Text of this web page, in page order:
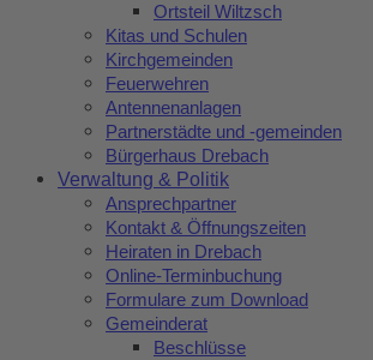
Ortsteil Wiltzsch
Kitas und Schulen
Kirchgemeinden
Feuerwehren
Antennenanlagen
Partnerstädte und -gemeinden
Bürgerhaus Drebach
Verwaltung & Politik
Ansprechpartner
Kontakt & Öffnungszeiten
Heiraten in Drebach
Online-Terminbuchung
Formulare zum Download
Gemeinderat
Beschlüsse